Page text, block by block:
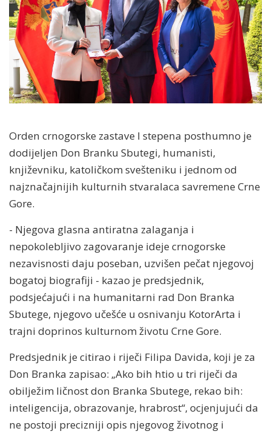
Orden crnogorske zastave I stepena posthumno je
dodijeljen Don Branku Sbutegi, humanisti,
književniku, katoličkom svešteniku i jednom od
najznačajnijih kulturnih stvaralaca savremene Crne
Gore.
- Njegova glasna antiratna zalaganja i
nepokolebljivo zagovaranje ideje crnogorske
nezavisnosti daju poseban, uzvišen pečat njegovoj
bogatoj biografiji - kazao je predsjednik,
podsjećajući i na humanitarni rad Don Branka
Sbutege, njegovo učešće u osnivanju KotorArta i
trajni doprinos kulturnom životu Crne Gore.
Predsjednik je citirao i riječi Filipa Davida, koji je za
Don Branka zapisao: „Ako bih htio u tri riječi da
obilježim ličnost don Branka Sbutege, rekao bih:
inteligencija, obrazovanje, hrabrost“, ocjenjujući da
ne postoji precizniji opis njegovog životnog i